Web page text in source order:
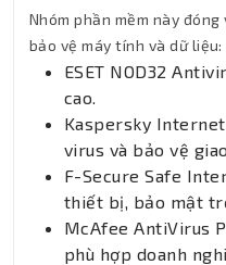
Nhóm phần mềm này
bảo vệ máy tính và dữ liệu:
ESET NOD32
cao.
Kaspersky
virus và bảo vệ
F-Secure Safe
thiết bị, bảo mật
McAfee AntiVirus
phù hợp doanh